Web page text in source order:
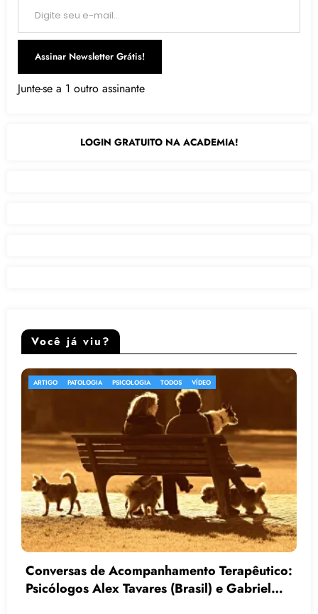
Assinar Newsletter Grátis!
Junte-se a 1 outro assinante
LOGIN GRATUITO NA ACADEMIA!
Você já viu?
ARTIGO PSICOLOGIA TODOS VÍDEO
As 5 Técnicas Mais Utilizadas por